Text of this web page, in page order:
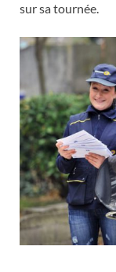
sur sa tournée.